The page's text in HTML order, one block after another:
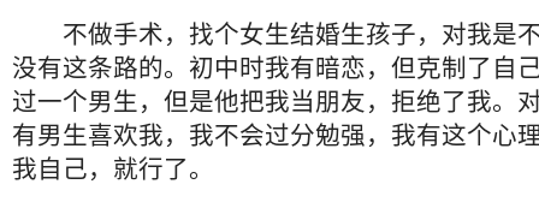
不做手术，找个女生结婚生孩子，对我是
没有这条路的。初中时我有暗恋，但克制了自
过一个男生，但是他把我当朋友，拒绝了我。
有男生喜欢我，我不会过分勉强，我有这个心
我自己，就行了。